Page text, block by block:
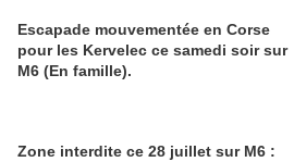
Escapade mouvementée en Corse
pour les Kervelec ce samedi soir sur
M6 (En famille).
Zone interdite ce 28 juillet sur M6 :